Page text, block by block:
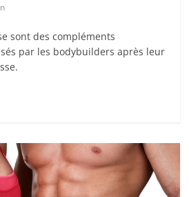
sont des compléments
par les bodybuilders après leur